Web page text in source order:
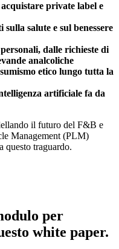
private label e
salute e sul benessere
dalle richieste di
analcoliche
etico lungo tutta la
artificiale fa da
il futuro del F&B e
Management (PLM)
questo traguardo.
per
white paper.